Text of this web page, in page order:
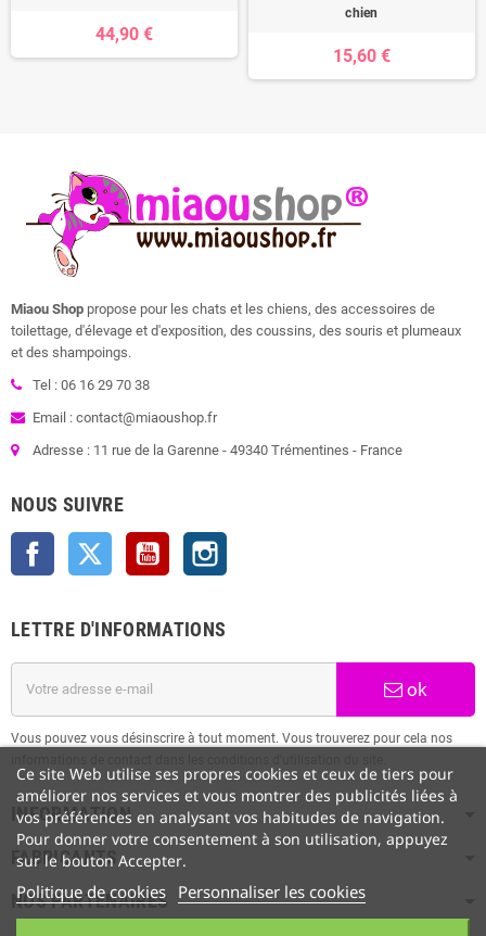
44,90 €
chien
15,60 €
Miaou Shop propose pour les chats et les chiens, des accessoires de
toilettage, d'élevage et d'exposition, des coussins, des souris et plumeaux
et des shampoings.
Tel : 06 16 29 70 38
Email : contact@miaoushop.fr
Adresse : 11 rue de la Garenne - 49340 Trémentines - France
NOUS SUIVRE
Facebook Twitter YouTube
LETTRE D'INFORMATIONS
ok
Vous pouvez vous désinscrire à tout moment. Vous trouverez pour cela nos
INFORMATION
FABRICANTS
NOS PARTENAIRES
Ce site Web utilise ses propres cookies et ceux de tiers pour
améliorer nos services et vous montrer des publicités liées à
vos préférences en analysant vos habitudes de navigation.
Pour donner votre consentement à son utilisation, appuyez
sur le bouton Accepter.
Politique de cookies Personnaliser les cookies